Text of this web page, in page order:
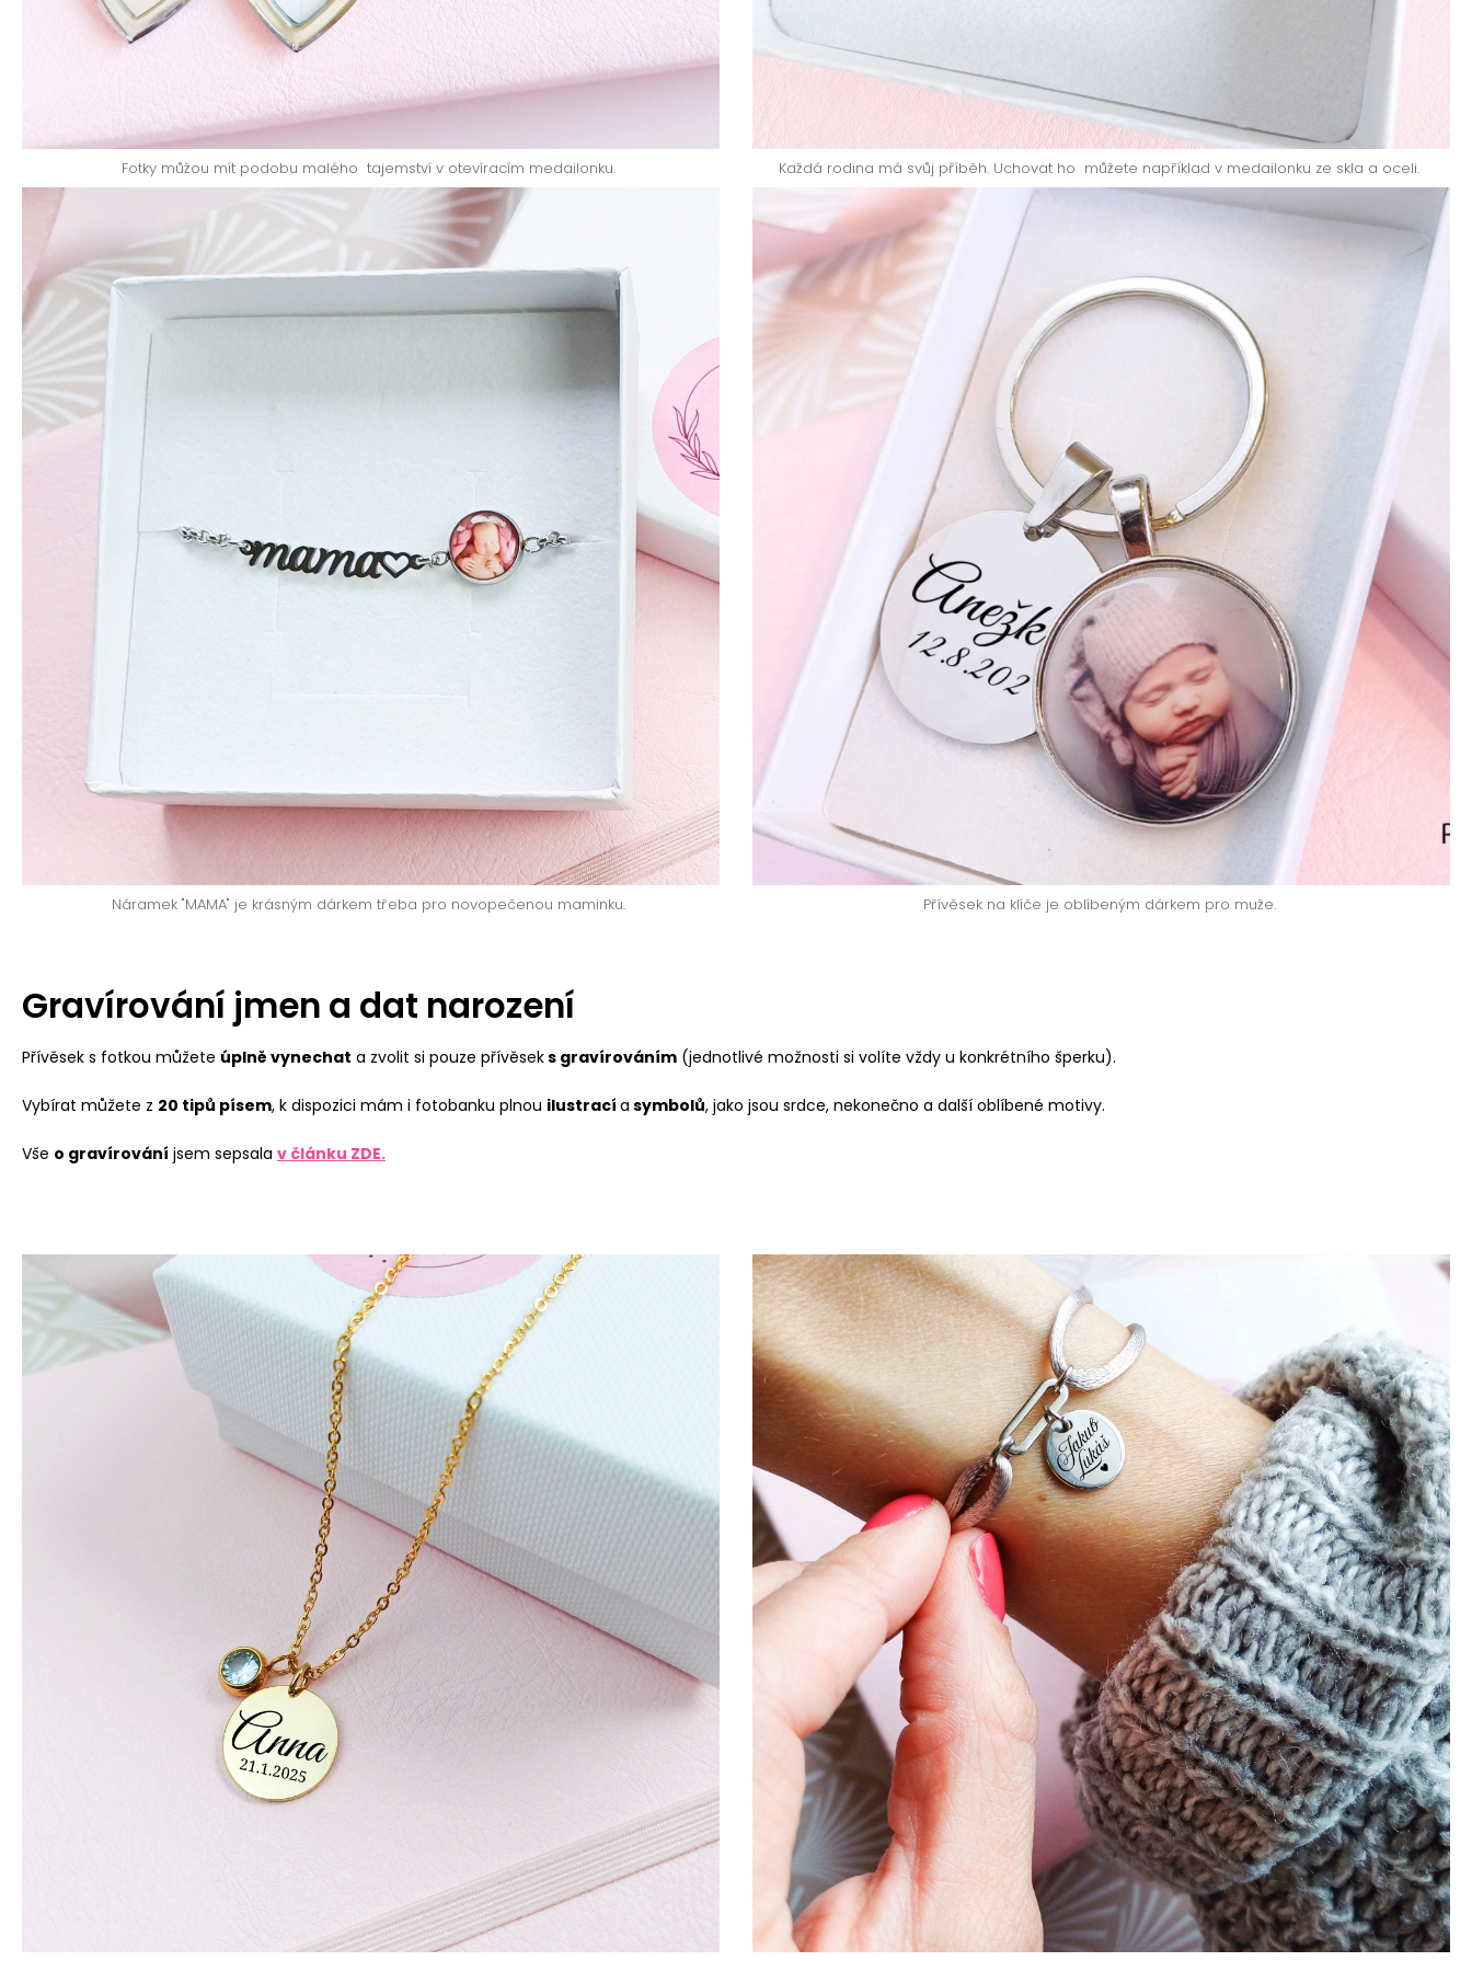
Fotky můžou mít podobu malého tajemství v otevíracím medailonku. Každá rodina má svůj příběh. Uchovat ho můžete například v medailonku ze skla a oceli.
Náramek "MAMA" je krásným dárkem třeba pro novopečenou maminku. Přívěsek na klíče je oblíbeným dárkem pro muže.
Gravírování jmen a dat narození
Přívěsek s fotkou můžete úplně vynechat a zvolit si pouze přívěseks gravírováním (jednotlivé možnosti si volíte vždy u konkrétního šperku).
Vybírat můžete z 20 tipů písem, k dispozici mám i fotobanku plnou ilustrací a symbolů, jako jsou srdce, nekonečno a další oblíbené motivy.
Vše o gravírování jsem sepsala v článku ZDE.